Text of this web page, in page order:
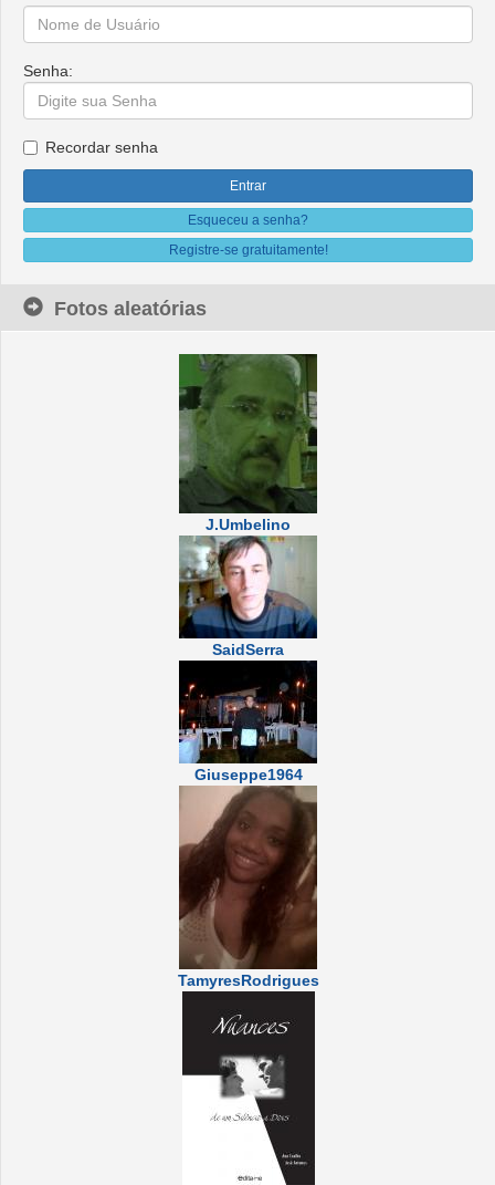
Senha:
Recordar senha
Esqueceu a senha?
Registre-se gratuitamente!
Fotos aleatórias
J.Umbelino
SaidSerra
Giuseppe1964
TamyresRodrigues